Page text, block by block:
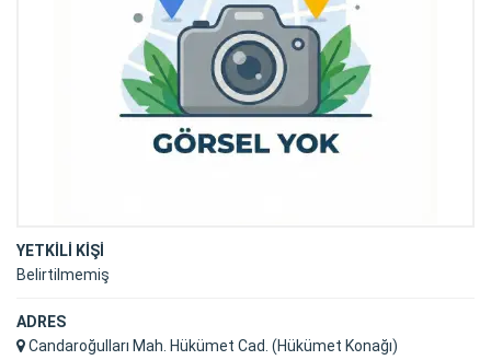
YETKİLİ KİŞİ
Belirtilmemiş
ADRES
Candaroğulları Mah. Hükümet Cad. (Hükümet Konağı)